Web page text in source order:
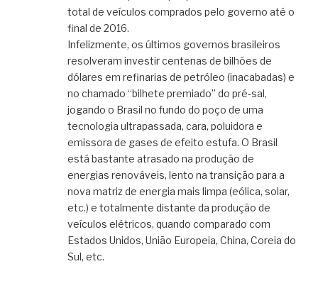
total de veículos comprados pelo governo até o
final de 2016.
Infelizmente, os últimos governos brasileiros
resolveram investir centenas de bilhões de
dólares em refinarias de petróleo (inacabadas) e
no chamado “bilhete premiado” do pré-sal,
jogando o Brasil no fundo do poço de uma
tecnologia ultrapassada, cara, poluidora e
emissora de gases de efeito estufa. O Brasil
está bastante atrasado na produção de
energias renováveis, lento na transição para a
nova matriz de energia mais limpa (eólica, solar,
etc.) e totalmente distante da produção de
veículos elétricos, quando comparado com
Estados Unidos, União Europeia, China, Coreia do
Sul, etc.